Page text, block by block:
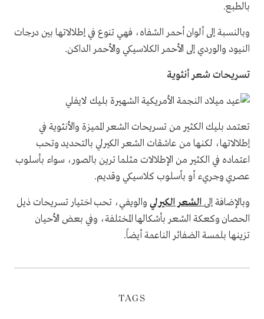
بالطبع.
وبالنسبة إلى ألوان أحمر الشفاه، فهي تنوع في إطلالاتها بين درجات
النيود والوردي إلى الأحمر الكلاسيكي والأحمر الداكن.
تسريحات شعر أنثوية
تعتمد بليك الكثير من تسريحات الشعر المميزة والأنثوية في
إطلالاتها، لكنها من عاشقات الشعر الكيرلي بالتحديد وتحب
اعتماده في الكثير من الإطلالات مثلما ترين بالصور، سواء بأسلوب
عصري وجريء أو بأسلوب كلاسيكي وقديم.
وبالإضافة إلىالشعر الكيرليوالويفي، تحب اختيار تسريحات ذيل
الحصان وكعكة الشعر بأشكالها المختلفة، وفي بعض الأحيان
تزينها بلمسة الضفائر الناعمة أيضاً.
TAGS